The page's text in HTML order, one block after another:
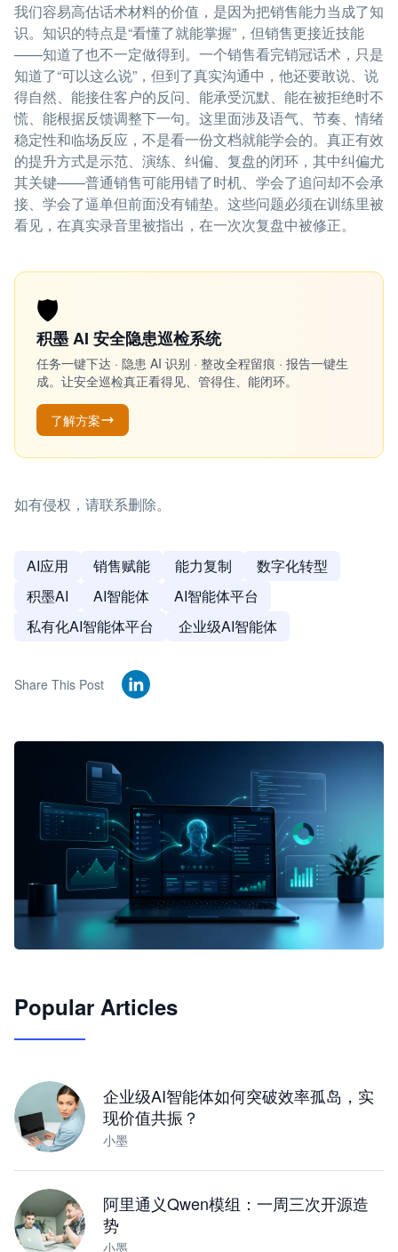
我们容易高估话术材料的价值，是因为把销售能力当成了知
识。知识的特点是“看懂了就能掌握”，但销售更接近技能
——知道了也不一定做得到。一个销售看完销冠话术，只是
知道了“可以这么说”，但到了真实沟通中，他还要敢说、说
得自然、能接住客户的反问、能承受沉默、能在被拒绝时不
慌、能根据反馈调整下一句。这里面涉及语气、节奏、情绪
稳定性和临场反应，不是看一份文档就能学会的。真正有效
的提升方式是示范、演练、纠偏、复盘的闭环，其中纠偏尤
其关键——普通销售可能用错了时机、学会了追问却不会承
接、学会了逼单但前面没有铺垫。这些问题必须在训练里被
看见，在真实录音里被指出，在一次次复盘中被修正。
🛡️
积墨 AI 安全隐患巡检系统
任务一键下达 · 隐患 AI 识别 · 整改全程留痕 · 报告一键生
成。让安全巡检真正看得见、管得住、能闭环。
了解方案
如有侵权，请联系删除。
AI应用 销售赋能 能力复制
数字化转型
积墨AI
AI智能体
AI智能体平台
私有化AI智能体平台
企业级AI智能体
Share This Post
JimoClaw 桌面 AI Agent 工作台
Popular Articles
企业级AI智能体如何突破效率孤岛，实
现价值共振？
小墨
阿里通义Qwen模组：一周三次开源造
势
小墨